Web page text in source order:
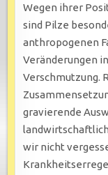
Wegen ihrer
sind Pilze
anthropogenen
Veränderungen
Verschmutzung.
gravierende
wir nicht